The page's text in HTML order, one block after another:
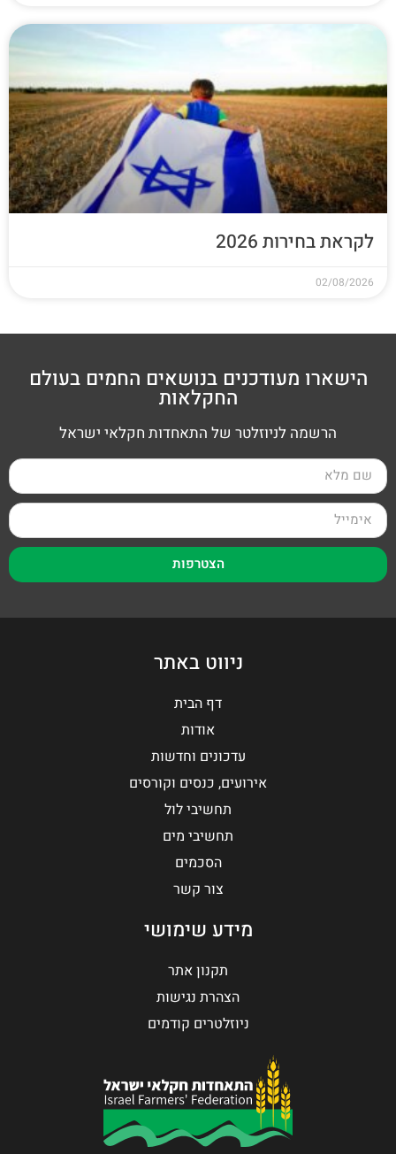
לקראת בחירות 2026
02/08/2026
הישארו מעודכנים בנושאים החמים בעולם
החקלאות
הרשמה לניוזלטר של התאחדות חקלאי ישראל
הצטרפות
ניווט באתר
דף הבית
אודות
עדכונים וחדשות
אירועים, כנסים וקורסים
תחשיבי לול
תחשיבי מים
הסכמים
צור קשר
מידע שימושי
תקנון אתר
הצהרת נגישות
ניוזלטרים קודמים